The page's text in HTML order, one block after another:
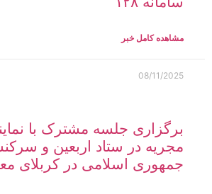
مشاهده کامل خبر
08/11/2025
برگزاری جلسه مشترک با
مجریه در ستاد اربعین و
جمهوری اسلامی در کربلای